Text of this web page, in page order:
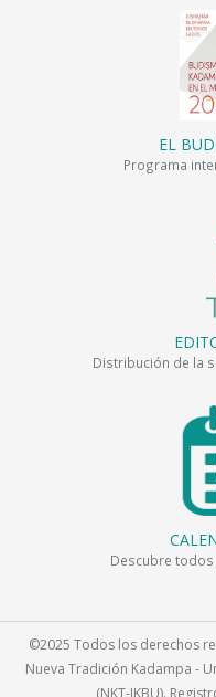
EL
Programa
Distribución de la
Descubre
©2025 Todos los derechos
Nueva Tradición Kadampa -
(NKT-IKBU).